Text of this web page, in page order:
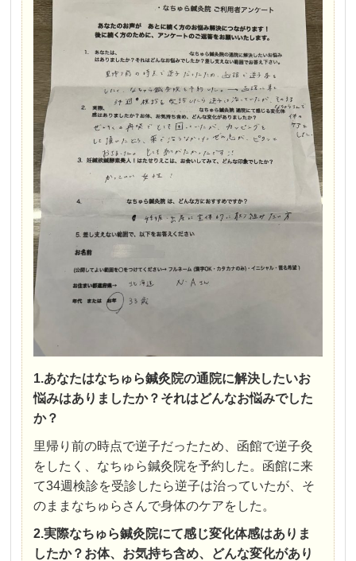
1.あなたはなちゅら鍼灸院の通院に解決したいお
悩みはありましたか？それはどんなお悩みでした
か？
里帰り前の時点で逆子だったため、函館で逆子灸
をしたく、なちゅら鍼灸院を予約した。函館に来
て34週検診を受診したら逆子は治っていたが、そ
のままなちゅらさんで身体のケアをした。
2.実際なちゅら鍼灸院にて感じ変化体感はありま
したか？お体、お気持ち含め、どんな変化があり